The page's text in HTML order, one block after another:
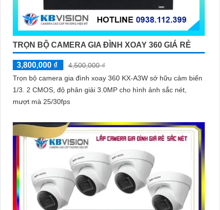
TRỌN BỘ CAMERA GIA ĐÌNH XOAY 360 GIÁ RẺ
3,800,000 ₫
4,500,000 ₫
Trọn bộ camera gia đình xoay 360 KX-A3W sở hữu cảm biến
1/3. 2 CMOS, độ phân giải 3.0MP cho hình ảnh sắc nét,
mượt mà 25/30fps